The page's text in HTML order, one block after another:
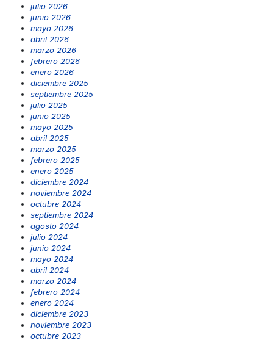
julio 2026
junio 2026
mayo 2026
abril 2026
marzo 2026
febrero 2026
enero 2026
diciembre 2025
septiembre 2025
julio 2025
junio 2025
mayo 2025
abril 2025
marzo 2025
febrero 2025
enero 2025
diciembre 2024
noviembre 2024
octubre 2024
septiembre 2024
agosto 2024
julio 2024
junio 2024
mayo 2024
abril 2024
marzo 2024
febrero 2024
enero 2024
diciembre 2023
noviembre 2023
octubre 2023